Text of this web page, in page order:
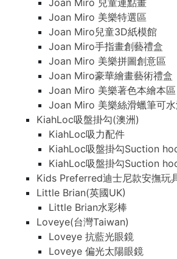
Joan Miro 兒童連點畫
Joan Miro 美樂特選區
Joan Miro兒童3D紙模館
Joan Miro手指畫創藝禮盒
Joan Miro 美樂拼圖創意區
Joan Miro豪華繪畫藝術禮盒
Joan Miro 美樂著色本繪本區
Joan Miro 美樂絲滑蠟筆可
KiahLoc吸盤掛勾(澳洲)
KiahLoc吸力配件
KiahLoc吸盤掛勾Suction
KiahLoc吸盤掛勾Suction
Kids Preferred迪士尼款安撫玩
Little Brian(英國UK)
Little Brian水彩棒
Loveye(台灣Taiwan)
Loveye 抗藍光眼鏡
Loveye 偏光太陽眼鏡